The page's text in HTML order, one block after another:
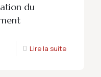
du
Lire la suite